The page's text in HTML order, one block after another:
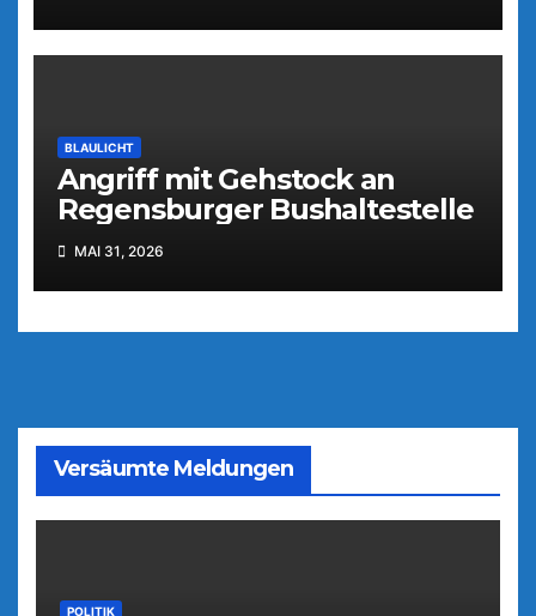
BLAULICHT
Angriff mit Gehstock an
Regensburger Bushaltestelle
MAI 31, 2026
Versäumte Meldungen
POLITIK